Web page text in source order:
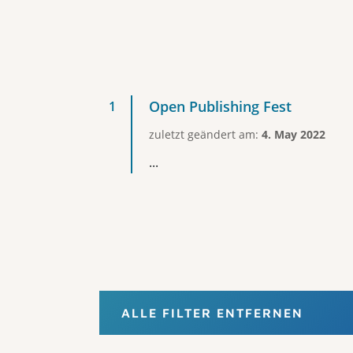
Open Publishing Fest
zuletzt geändert am: 4. May 2022
...
ALLE FILTER ENTFERNEN